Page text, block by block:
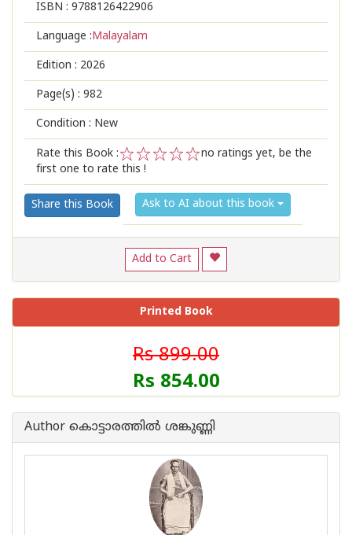
ISBN : 9788126422906
Language :Malayalam
Edition : 2026
Page(s) : 982
Condition : New
Rate this Book :
2
1
no ratings yet, be the
first one to rate this !
Share this Book Ask to AI about this book
Add to Cart
Printed Book
Rs 899.00
Rs 854.00
Author കൊട്ടാരത്തില്‍ ശങ്കുണ്ണി